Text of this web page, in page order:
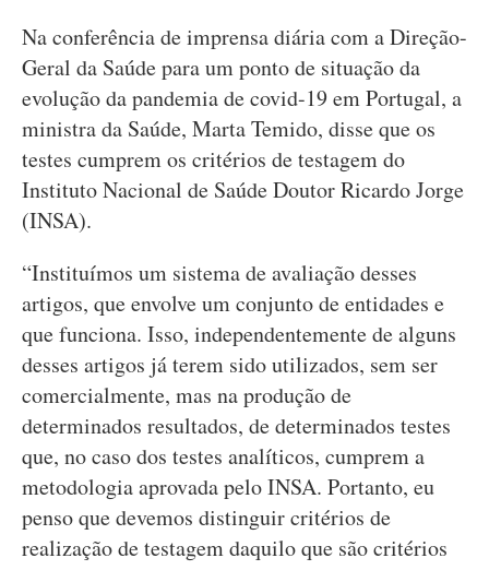
Na conferência de imprensa diária com a Direção-
Geral da Saúde para um ponto de situação da
evolução da pandemia de covid-19 em Portugal, a
ministra da Saúde, Marta Temido, disse que os
testes cumprem os critérios de testagem do
Instituto Nacional de Saúde Doutor Ricardo Jorge
(INSA).
“Instituímos um sistema de avaliação desses
artigos, que envolve um conjunto de entidades e
que funciona. Isso, independentemente de alguns
desses artigos já terem sido utilizados, sem ser
comercialmente, mas na produção de
determinados resultados, de determinados testes
que, no caso dos testes analíticos, cumprem a
metodologia aprovada pelo INSA. Portanto, eu
penso que devemos distinguir critérios de
realização de testagem daquilo que são critérios